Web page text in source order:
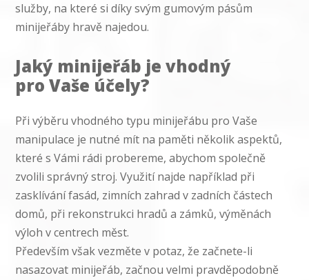
služby, na které si díky svým gumovým pásům
minijeřáby hravě najedou.
Jaký minijeřáb je vhodný
pro Vaše účely?
Při výběru vhodného typu minijeřábu pro Vaše
manipulace je nutné mít na paměti několik aspektů,
které s Vámi rádi probereme, abychom společně
zvolili správný stroj. Využití najde například při
zasklívání fasád, zimních zahrad v zadních částech
domů, při rekonstrukci hradů a zámků, výměnách
výloh v centrech měst.
Především však vezměte v potaz, že začnete-li
nasazovat minijeřáb, začnou velmi pravděpodobně